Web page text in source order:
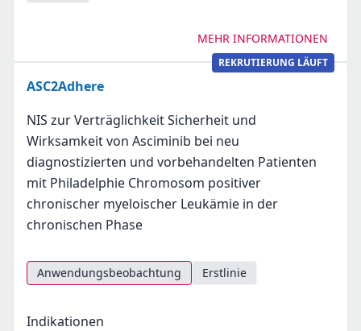
MEHR INFORMATIONEN
REKRUTIERUNG LÄUFT
ASC2Adhere
NIS zur Verträglichkeit Sicherheit und
Wirksamkeit von Asciminib bei neu
diagnostizierten und vorbehandelten Patienten
mit Philadelphie Chromosom positiver
chronischer myeloischer Leukämie in der
chronischen Phase
Anwendungsbeobachtung Erstlinie
Indikationen